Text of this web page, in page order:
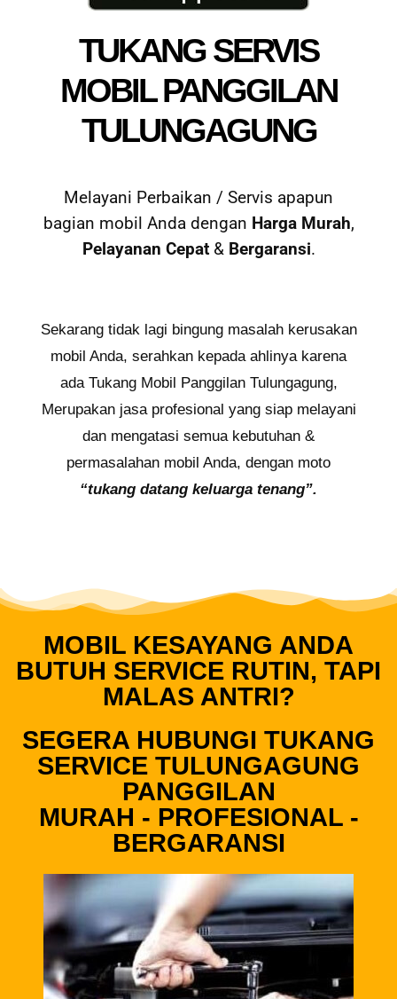
TUKANG SERVIS
MOBIL PANGGILAN
TULUNGAGUNG
Melayani Perbaikan / Servis apapun
bagian mobil Anda dengan Harga Murah,
Pelayanan Cepat& Bergaransi.
Sekarang tidak lagi bingung masalah kerusakan
mobil Anda, serahkan kepada ahlinya karena
ada Tukang Mobil Panggilan Tulungagung,
Merupakan jasa profesional yang siap melayani
dan mengatasi semua kebutuhan &
permasalahan mobil Anda, dengan moto
“tukang datang keluarga tenang”.
MOBIL KESAYANG ANDA
BUTUH SERVICE RUTIN, TAPI
MALAS ANTRI?
SEGERA HUBUNGI TUKANG
SERVICE TULUNGAGUNG
PANGGILAN
MURAH - PROFESIONAL -
BERGARANSI